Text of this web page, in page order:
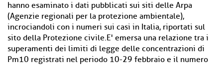
hanno esaminato i dati pubblicati sui siti delle Arpa
(Agenzie regionali per la protezione ambientale),
incrociandoli con i numeri sui casi in Italia, riportati sul
sito della Protezione civile.E' emersa una relazione tra i
superamenti dei limiti di legge delle concentrazioni di
Pm10 registrati nel periodo 10-29 febbraio e il numero